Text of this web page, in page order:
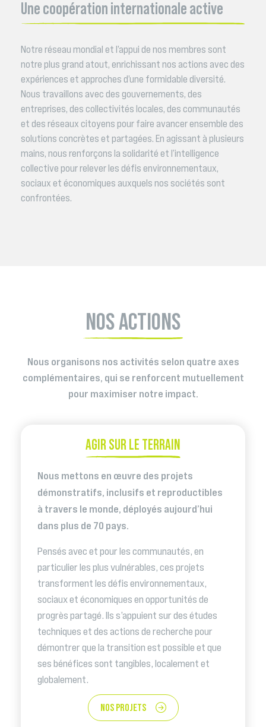
Une coopération internationale active
Notre réseau mondial et l’appui de nos membres sont
notre plus grand atout, enrichissant nos actions avec des
expériences et approches d’une formidable diversité.
Nous travaillons avec des gouvernements, des
entreprises, des collectivités locales, des communautés
et des réseaux citoyens pour faire avancer ensemble des
solutions concrètes et partagées. En agissant à plusieurs
mains, nous renforçons la solidarité et l’intelligence
collective pour relever les défis environnementaux,
sociaux et économiques auxquels nos sociétés sont
confrontées.
NOS ACTIONS
Nous organisons nos activités selon quatre axes
complémentaires, qui se renforcent mutuellement
pour maximiser notre impact.
AGIR SUR LE TERRAIN
Nous mettons en œuvre des projets
démonstratifs, inclusifs et reproductibles
à travers le monde, déployés aujourd’hui
dans plus de 70 pays.
Pensés avec et pour les communautés, en
particulier les plus vulnérables, ces projets
transforment les défis environnementaux,
sociaux et économiques en opportunités de
progrès partagé. Ils s’appuient sur des études
techniques et des actions de recherche pour
démontrer que la transition est possible et que
ses bénéfices sont tangibles, localement et
globalement.
NOS PROJETS